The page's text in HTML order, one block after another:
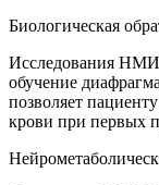
Биологическая
Исследования
обучение
позволяет
крови при первых